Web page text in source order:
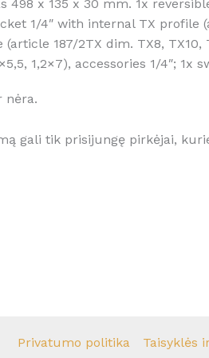
498 x 135 x 30 mm. 1x
1/4″ with internal TX profile
187/2TX dim. TX8, TX10,
1,2×7), accessories 1/4″;
nėra.
gali tik prisijungę pirkėjai,
Privatumo politika Taisyklės